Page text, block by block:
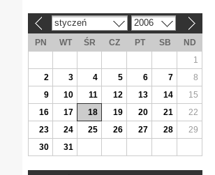
styczeń 2006
PN WT ŚR CZ PT SB
ND
1
2
3 4 5 6 7
8
9
10 11 12 13 14
15
16
17 18 19 20 21
22
23
24 25 26 27 28
29
30
31